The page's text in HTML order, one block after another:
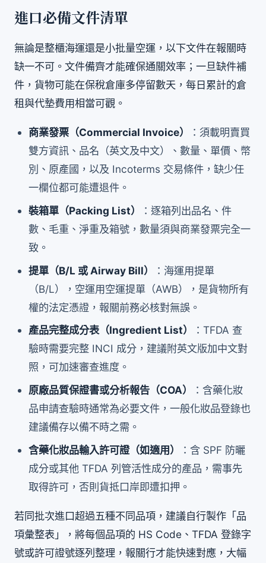
進口必備文件清單
無論是整櫃海運還是小批量空運，以下文件在報關時
缺一不可。文件備齊才能確保通關效率；一旦缺件補
件，貨物可能在保稅倉庫多停留數天，每日累計的倉
租與代墊費用相當可觀。
商業發票（Commercial Invoice）
：須載明賣買
雙方資訊、品名（英文及中文）、數量、單價、幣
別、原產國，以及 Incoterms 交易條件，缺少任
一欄位都可能遭退件。
裝箱單（Packing List）
：逐箱列出品名、件
數、毛重、淨重及箱號，數量須與商業發票完全一
致。
提單（B/L 或 Airway Bill）
：海運用提單
（B/L），空運用空運提單（AWB），是貨物所有
權的法定憑證，報關前務必核對無誤。
產品完整成分表（Ingredient List）
：TFDA 查
驗時需要完整 INCI 成分，建議附英文版加中文對
照，可加速審查進度。
原廠品質保證書或分析報告（COA）
：含藥化妝
品申請查驗時通常為必要文件，一般化妝品登錄也
建議備存以備不時之需。
含藥化妝品輸入許可證（如適用）
：含 SPF 防曬
成分或其他 TFDA 列管活性成分的產品，需事先
取得許可，否則貨抵口岸即遭扣押。
若同批次進口超過五種不同品項，建議自行製作「品
項彙整表」，將每個品項的 HS Code、TFDA 登錄字
號或許可證號逐列整理，報關行才能快速對應，大幅